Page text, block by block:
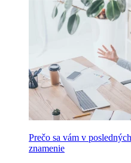
Prečo sa vám v
znamenie